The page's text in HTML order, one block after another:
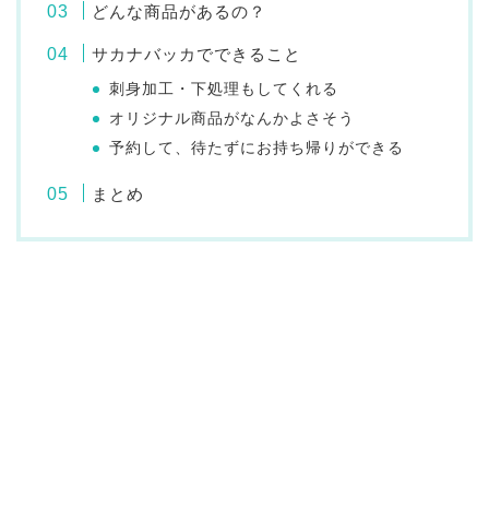
どんな商品があるの？
サカナバッカでできること
刺身加工・下処理もしてくれる
オリジナル商品がなんかよさそう
予約して、待たずにお持ち帰りができる
まとめ